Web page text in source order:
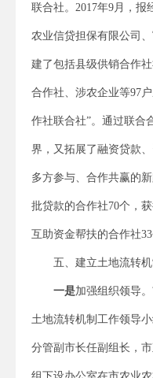
联合社。2017年9月，
农业信贷担保有限公司
建了包括县级供销合作
合作社、涉农企业等97
作社联合社”。通过联合
界，又拓展了融资贷款
多方参与、合作共赢的
批贷款的合作社70个，
互助资金帮扶的合作社
五、建立土地流转
一是加强组织领导
土地流转机制工作领导
分管副市长任副组长，